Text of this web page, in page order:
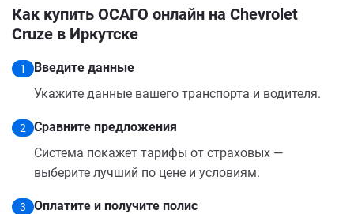
Как купить ОСАГО онлайн на Chevrolet
Cruze в Иркутске
1
Введите данные
Укажите данные вашего транспорта и водителя.
2
Сравните предложения
Система покажет тарифы от страховых —
выберите лучший по цене и условиям.
3
Оплатите и получите полис